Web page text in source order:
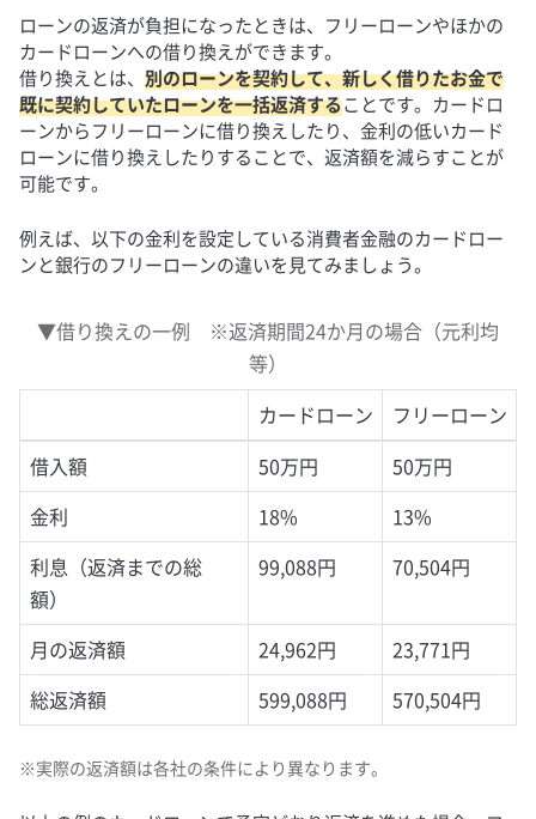
ローンの返済が負担になったときは、フリーローンやほかの
カードローンへの借り換えができます。
借り換えとは、 別のローンを契約して、新しく借りたお金で
既に契約していたローンを一括返済することです。カードロ
ーンからフリーローンに借り換えしたり、金利の低いカード
ローンに借り換えしたりすることで、返済額を減らすことが
可能です。
例えば、以下の金利を設定している消費者金融のカードロー
ンと銀行のフリーローンの違いを見てみましょう。
▼借り換えの一例 ※返済期間24か月の場合（元利均
等）
カードローン
フリーローン
借入額
50万円
50万円
金利
18%
13%
利息（返済までの総
額）
99,088円 70,504円
月の返済額 24,962円
23,771円
総返済額
599,088円 570,504円
※実際の返済額は各社の条件により異なります。